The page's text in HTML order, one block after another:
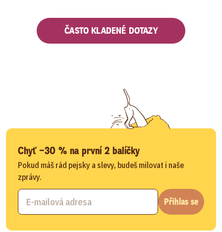
ČASTO KLADENÉ DOTAZY
Chyť −30 % na první 2 balíčky
Pokud máš rád pejsky a slevy, budeš milovat i naše
zprávy.
Přihlas se